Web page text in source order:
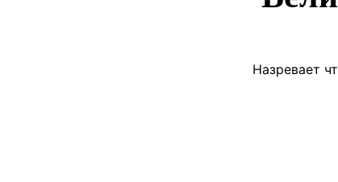
Назревает